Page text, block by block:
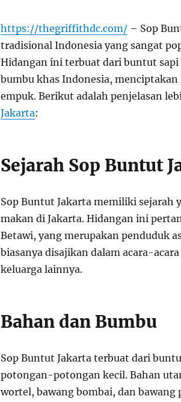
https://thegriffithdc.com/– Sop
tradisional Indonesia yang sangat
Hidangan ini terbuat dari buntut
bumbu khas Indonesia,
empuk. Berikut adalah penjelasan
Jakarta:
Sejarah Sop Buntut
Sop Buntut Jakarta memiliki sejarah
makan di Jakarta. Hidangan ini
Betawi, yang merupakan penduduk
biasanya disajikan dalam acara-
keluarga lainnya.
Bahan dan Bumbu
Sop Buntut Jakarta terbuat dari
potongan-potongan kecil. Bahan
wortel, bawang bombai, dan